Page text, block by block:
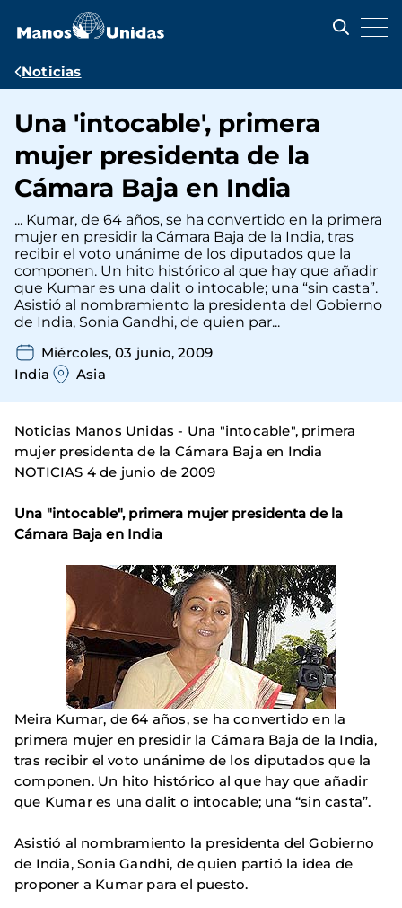
contenido
Ruta
navegación
Noticias
Una 'intocable', primera
mujer presidenta de la
Cámara Baja en India
... Kumar, de 64 años, se ha convertido en la primera
mujer en presidir la Cámara Baja de la India, tras
recibir el voto unánime de los diputados que la
componen. Un hito histórico al que hay que añadir
que Kumar es una dalit o intocable; una “sin casta”.
Asistió al nombramiento la presidenta del Gobierno
de India, Sonia Gandhi, de quien par...
Miércoles, 03 junio, 2009
India
Asia
Noticias Manos Unidas - Una "intocable", primera
mujer presidenta de la Cámara Baja en India
NOTICIAS 4 de junio de 2009
Una "intocable", primera mujer presidenta de la
Cámara Baja en India
Meira Kumar, de 64 años, se ha convertido en la
primera mujer en presidir la Cámara Baja de la India,
tras recibir el voto unánime de los diputados que la
componen. Un hito histórico al que hay que añadir
que Kumar es una dalit o intocable; una “sin casta”.
Asistió al nombramiento la presidenta del Gobierno
de India, Sonia Gandhi, de quien partió la idea de
proponer a Kumar para el puesto.